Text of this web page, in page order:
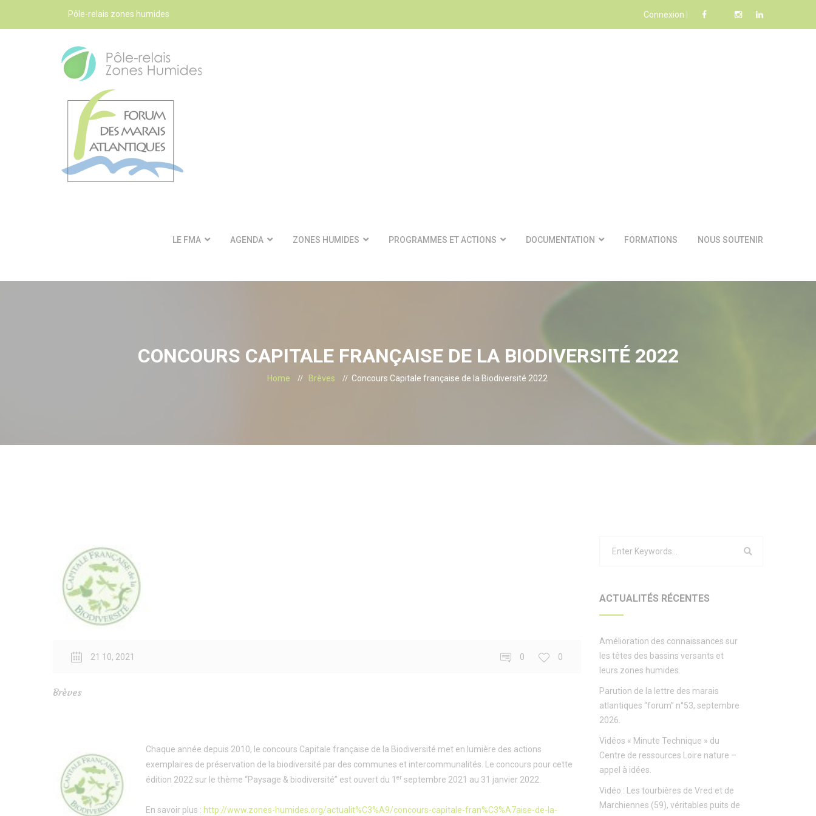
Pôle-relais zones humides Connexion
LE FMA AGENDA ZONES HUMIDES PROGRAMMES ET ACTIONS DOCUMENTATION FORMATIONS NOUS SOUTENIR
CONCOURS CAPITALE FRANÇAISE DE LA BIODIVERSITÉ 2022
Home Brèves Concours Capitale française de la Biodiversité 2022
21 10, 2021 0 0
Brèves
Chaque année depuis 2010, le concours Capitale française de la Biodiversité met en lumière des actions
exemplaires de préservation de la biodiversité par des communes et intercommunalités. Le concours pour cette
édition 2022 sur le thème “Paysage & biodiversité” est ouvert du 1 er septembre 2021 au 31 janvier 2022.
En savoir plus : http://www.zones-humides.org/actualit%C3%A9/concours-capitale-fran%C3%A7aise-de-la-
ACTUALITÉS RÉCENTES
Amélioration des connaissances sur
les têtes des bassins versants et
leurs zones humides.
Parution de la lettre des marais
atlantiques “forum” n°53, septembre
2026.
Vidéos « Minute Technique » du
Centre de ressources Loire nature –
appel à idées.
Vidéo : Les tourbières de Vred et de
Marchiennes (59), véritables puits de